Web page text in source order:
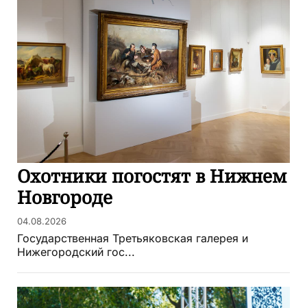
Охотники погостят в Нижнем
Новгороде
04.08.2026
Государственная Третьяковская галерея и
Нижегородский гос...